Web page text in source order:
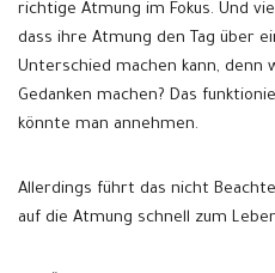
richtige Atmung im Fokus. Und
dass ihre Atmung den Tag über
Unterschied machen kann, denn
Gedanken machen? Das
könnte man annehmen.
Allerdings führt das nicht
auf die Atmung schnell zum